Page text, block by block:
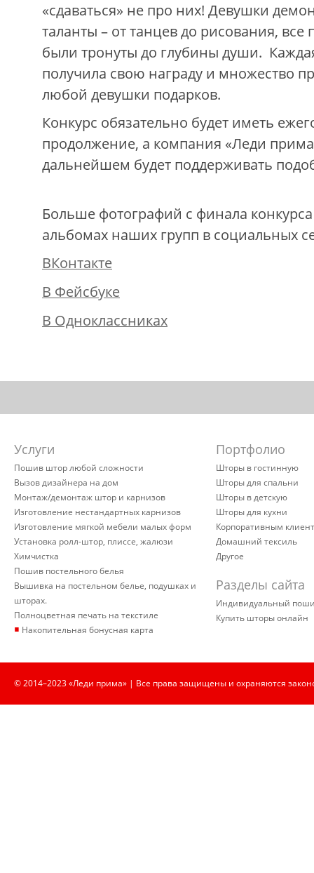
«сдаваться» не про них! Девушки
таланты – от танцев до рисования,
были тронуты до глубины души.
получила свою награду и множество
любой девушки подарков.
Конкурс обязательно будет иметь
продолжение, а компания «Леди
дальнейшем будет поддерживать
Больше фотографий с финала
альбомах наших групп в социальных
ВКонтакте
В Фейсбуке
В Одноклассниках
Услуги
Пошив штор любой сложности
Вызов дизайнера на дом
Монтаж/демонтаж штор и карнизов
Изготовление нестандартных карнизов
Изготовление мягкой мебели малых форм
Установка ролл-штор, плиссе, жалюзи
Химчистка
Пошив постельного белья
Вышивка на постельном белье, подушках и
шторах.
Полноцветная печать на текстиле
▪ Накопительная бонусная карта
Портфолио
Шторы в гостинную
Шторы для спальни
Шторы в детскую
Шторы для кухни
Корпоративным
Домашний тексиль
Другое
Разделы сайта
Индивидуальный
Купить шторы онлайн
© 2014–2023 «Леди прима» | Все права защищены и охраняются